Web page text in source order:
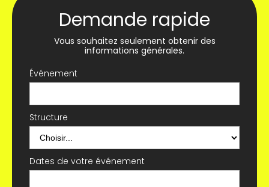
Demande rapide
Vous souhaitez seulement obtenir des
informations générales.
Événement
Structure
Dates de votre événement